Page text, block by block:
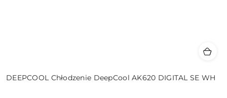
DEEPCOOL Chłodzenie DeepCool AK620 DIGITAL SE WH